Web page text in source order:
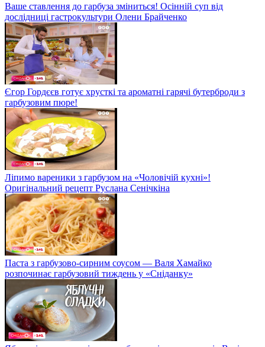
Ваше ставлення до гарбуза зміниться! Осінній суп від
дослідниці гастрокультури Олени Брайченко
Єгор Гордєєв готує хрусткі та ароматні гарячі бутерброди з
гарбузовим пюре!
Ліпимо вареники з гарбузом на «Чоловічій кухні»!
Оригінальний рецепт Руслана Сенічкіна
Паста з гарбузово-сирним соусом — Валя Хамайко
розпочинає гарбузовий тиждень у «Сніданку»